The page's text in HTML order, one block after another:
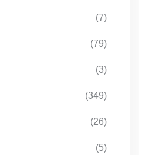
(7)
(79)
(3)
(349)
(26)
(5)